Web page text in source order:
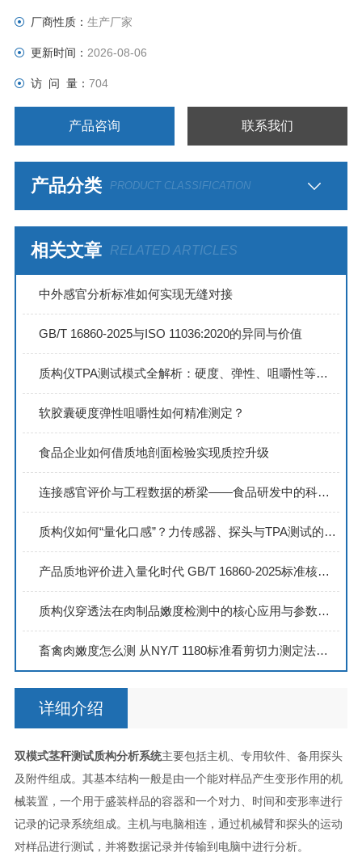
厂商性质： 生产厂家
更新时间： 2026-08-06
访 问 量： 704
产品咨询 联系我们
产品分类 PRODUCT CLASSIFICATION
相关文章 RELATED ARTICLES
中外感官分析标准如何实现无缝对接
GB/T 16860-2025与ISO 11036:2020的异同与价值
质构仪TPA测试模式全解析：硬度、弹性、咀嚼性等参数是如何产生的？
软胶囊硬度弹性咀嚼性如何精准测定？
食品企业如何借质地剖面检验实现质控升级
连接感官评价与工程数据的桥梁——食品研发中的科学量化工具
质构仪如何“量化口感”？力传感器、探头与TPA测试的协同工作机制
产品质地评价进入量化时代 GB/T 16860-2025标准核心要点全解析
质构仪穿透法在肉制品嫩度检测中的核心应用与参数解读
畜禽肉嫩度怎么测 从NY/T 1180标准看剪切力测定法的完整操作流程
详细介绍
双模式茎秆测试质构分析系统主要包括主机、专用软件、备用探头
及附件组成。其基本结构一般是由一个能对样品产生变形作用的机
械装置，一个用于盛装样品的容器和一个对力、时间和变形率进行
记录的记录系统组成。主机与电脑相连，通过机械臂和探头的运动
对样品进行测试，并将数据记录并传输到电脑中进行分析。